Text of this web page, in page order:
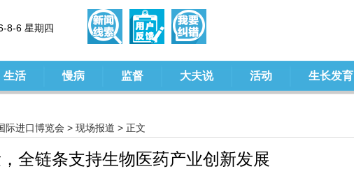
8-6 星期四
生活 慢病 监督 大夫说 活动 生长发育
际进口博览会 > 现场报道 > 正文
全链条支持生物医药产业创新发展